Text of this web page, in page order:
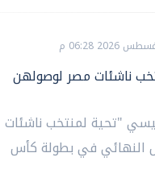
ناشئات مصر لوصولهن
"تحية لمنتخب ناشئات
النهائي في بطولة كأس